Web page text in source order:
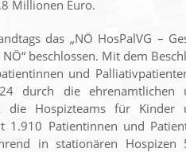
Millionen Euro.
das „NÖ HosPalVG –
beschlossen. Mit dem
und
durch die ehrenamtlichen
die Hospizteams für Kinder
1.910 Patientinnen und
in stationären Hospizen